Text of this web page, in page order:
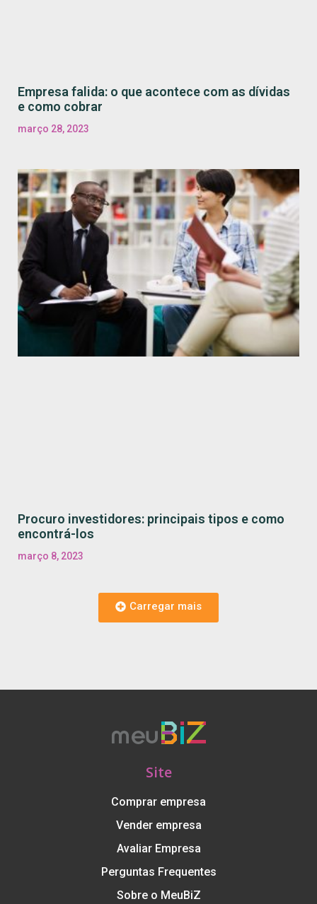
Empresa falida: o que acontece com as dívidas
e como cobrar
março 28, 2023
Procuro investidores: principais tipos e como
encontrá-los
março 8, 2023
Carregar mais
Site
Comprar empresa
Vender empresa
Avaliar Empresa
Perguntas Frequentes
Sobre o MeuBiZ